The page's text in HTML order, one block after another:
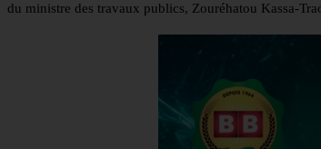
du ministre des travaux publics, Zouréhatou Kassa-